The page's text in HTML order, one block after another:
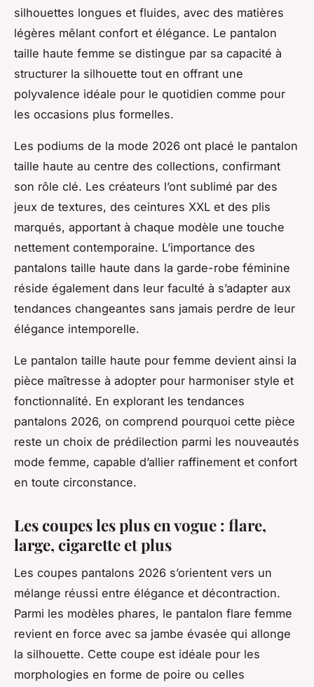
silhouettes longues et fluides, avec des matières
légères mêlant confort et élégance. Le pantalon
taille haute femme se distingue par sa capacité à
structurer la silhouette tout en offrant une
polyvalence idéale pour le quotidien comme pour
les occasions plus formelles.
Les podiums de la mode 2026 ont placé le pantalon
taille haute au centre des collections, confirmant
son rôle clé. Les créateurs l’ont sublimé par des
jeux de textures, des ceintures XXL et des plis
marqués, apportant à chaque modèle une touche
nettement contemporaine. L’importance des
pantalons taille haute dans la garde-robe féminine
réside également dans leur faculté à s’adapter aux
tendances changeantes sans jamais perdre de leur
élégance intemporelle.
Le pantalon taille haute pour femme devient ainsi la
pièce maîtresse à adopter pour harmoniser style et
fonctionnalité. En explorant les tendances
pantalons 2026, on comprend pourquoi cette pièce
reste un choix de prédilection parmi les nouveautés
mode femme, capable d’allier raffinement et confort
en toute circonstance.
Les coupes les plus en vogue : flare,
large, cigarette et plus
Les coupes pantalons 2026 s’orientent vers un
mélange réussi entre élégance et décontraction.
Parmi les modèles phares, le pantalon flare femme
revient en force avec sa jambe évasée qui allonge
la silhouette. Cette coupe est idéale pour les
morphologies en forme de poire ou celles